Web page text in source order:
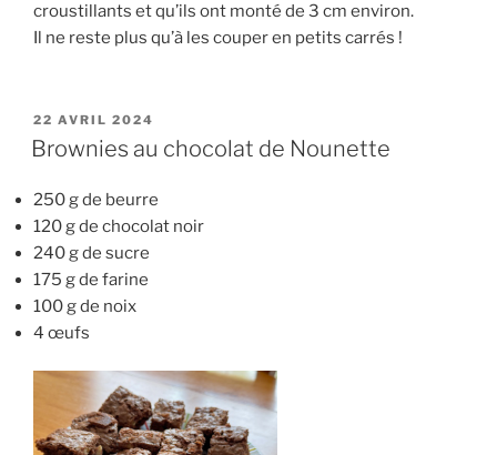
croustillants et qu’ils ont monté de 3 cm environ.
Il ne reste plus qu’à les couper en petits carrés !
PUBLIÉ
LE
22 AVRIL 2024
Brownies au chocolat de Nounette
250 g de beurre
120 g de chocolat noir
240 g de sucre
175 g de farine
100 g de noix
4 œufs